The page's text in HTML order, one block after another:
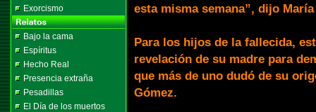
Exorcismo
Bajo la cama
Espíritus
Hecho Real
Presencia extraña
Pesadillas
El Día de los muertos
esta misma semana”, dijo
Para los hijos de la fallecida,
revelación de su madre para
que más de uno dudó de su
Gómez.